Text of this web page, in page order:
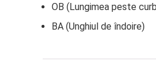
OB (Lungimea peste
BA (Unghiul de îndoire)